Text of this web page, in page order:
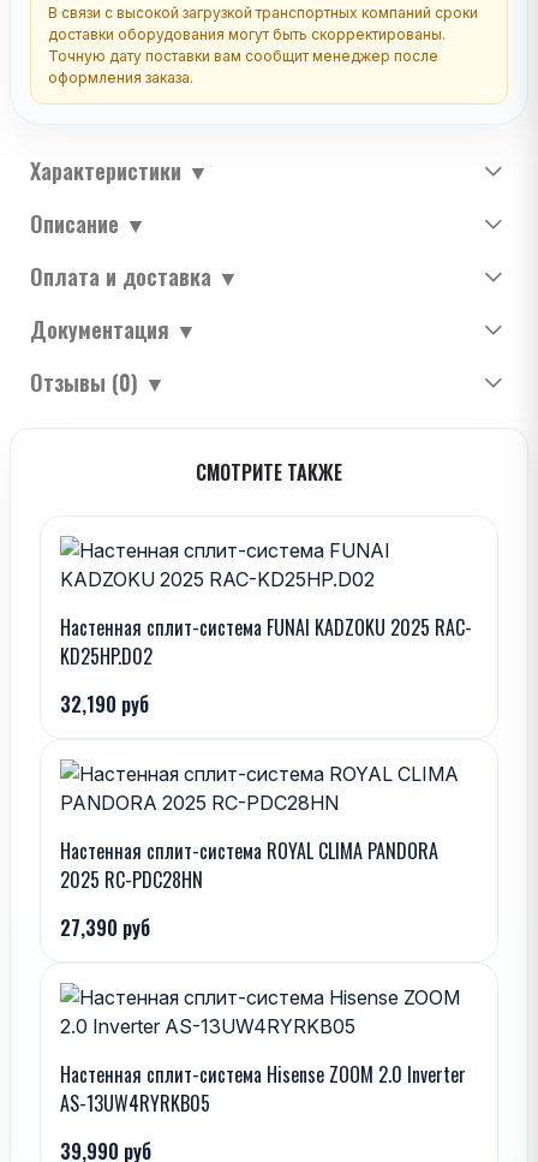
В связи с высокой загрузкой транспортных компаний сроки
доставки оборудования могут быть скорректированы.
Точную дату поставки вам сообщит менеджер после
оформления заказа.
Характеристики ▼
Описание ▼
Оплата и доставка ▼
Документация ▼
Отзывы (0) ▼
СМОТРИТЕ ТАКЖЕ
Настенная сплит-система FUNAI KADZOKU 2025 RAC-
KD25HP.D02
32,190 руб
Настенная сплит-система ROYAL CLIMA PANDORA
2025 RC-PDC28HN
27,390 руб
Настенная сплит-система Hisense ZOOM 2.0 Inverter
AS-13UW4RYRKB05
39,990 руб